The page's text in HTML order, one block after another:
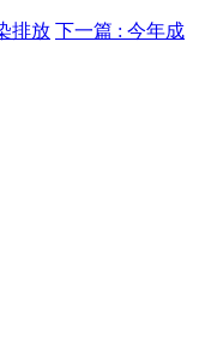
排放 下一篇 : 今年成